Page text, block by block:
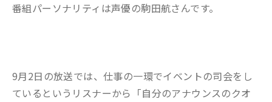
番組パーソナリティは声優の駒田航さんです。
9月2日の放送では、仕事の一環でイベントの司会をし
ているというリスナーから「自分のアナウンスのクオ